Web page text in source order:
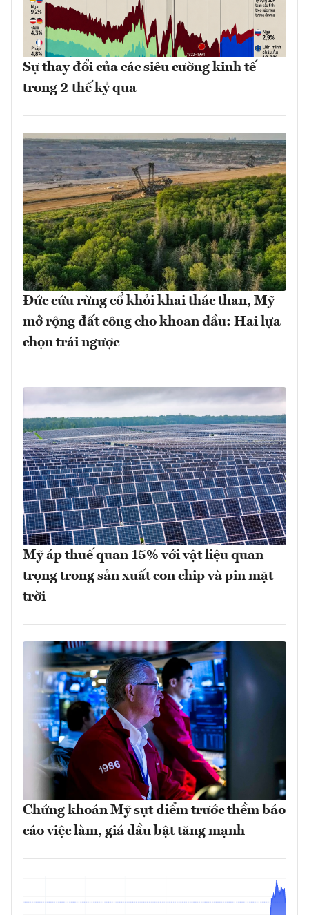
Sự thay đổi của các siêu cường kinh tế
trong 2 thế kỷ qua
Đức cứu rừng cổ khỏi khai thác than, Mỹ
mở rộng đất công cho khoan dầu: Hai lựa
chọn trái ngược
Mỹ áp thuế quan 15% với vật liệu quan
trọng trong sản xuất con chip và pin mặt
trời
Chứng khoán Mỹ sụt điểm trước thềm báo
cáo việc làm, giá dầu bật tăng mạnh